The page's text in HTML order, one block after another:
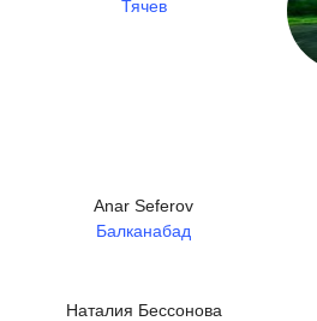
Тячев
Anar Seferov
Балканабад
Наталия Бессонова